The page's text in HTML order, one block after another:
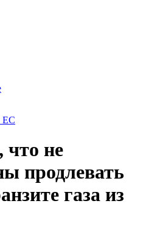
ЕС
не
продлевать
газа из